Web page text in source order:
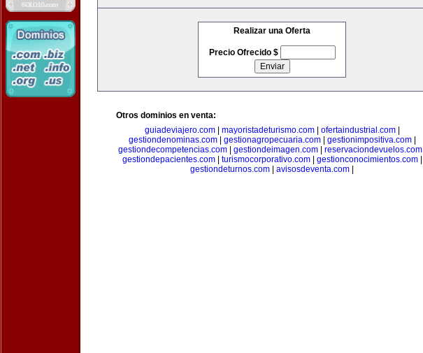
Realizar una Oferta
Precio Ofrecido $
Otros dominios en venta:
guiadeviajero.com| mayoristadeturismo.com| ofertaindustrial.com|
gestiondenominas.com| gestionagropecuaria.com| gestionimpositiva.com|
gestiondecompetencias.com| gestiondeimagen.com| reservaciondevuelos.com|
gestiondepacientes.com| turismocorporativo.com| gestionconocimientos.com|
gestiondeturnos.com
avisosdeventa.com